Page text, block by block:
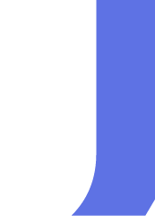
Veteriner fiyatları,
veteriner fiyatları için
bunun temel nedeni
Bu rehberde sunulan
göre yüksek mi, düşük